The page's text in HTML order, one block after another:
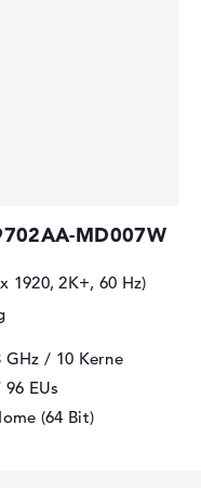
MD007W
1920, 2K+, 60 Hz)
GHz / 10 Kerne
EUs
(64 Bit)